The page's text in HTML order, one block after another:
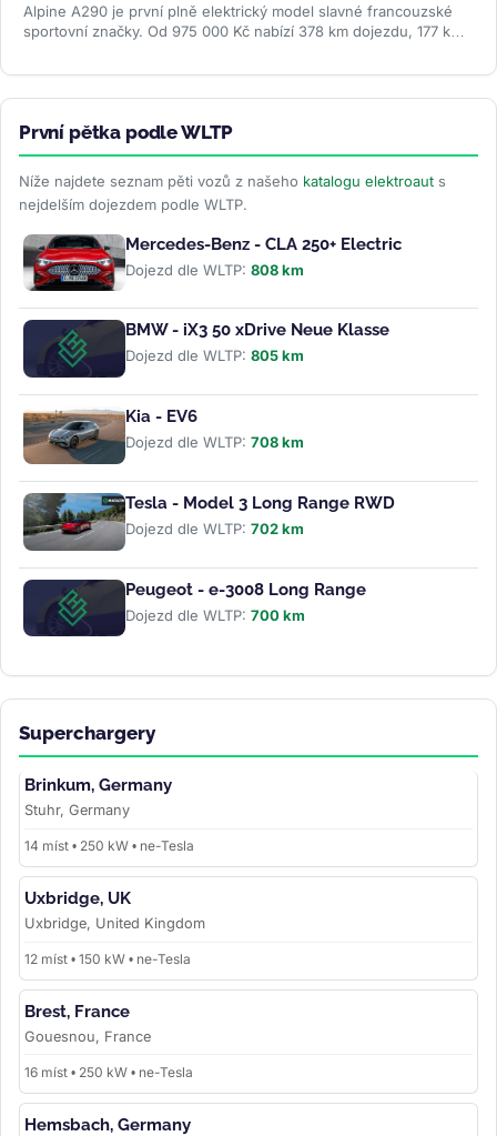
Alpine A290 je první plně elektrický model slavné francouzské
sportovní značky. Od 975 000 Kč nabízí 378 km dojezdu, 177 koní
První pětka podle WLTP
Níže najdete seznam pěti vozů z našeho katalogu elektroaut s
nejdelším dojezdem podle WLTP.
Mercedes-Benz - CLA 250+ Electric
Dojezd dle WLTP: 808 km
BMW - iX3 50 xDrive Neue Klasse
Dojezd dle WLTP: 805 km
Kia - EV6
Dojezd dle WLTP: 708 km
Tesla - Model 3 Long Range RWD
Dojezd dle WLTP: 702 km
Peugeot - e-3008 Long Range
Dojezd dle WLTP: 700 km
Superchargery
Brinkum, Germany
Stuhr, Germany
14 míst • 250 kW • ne-Tesla
Uxbridge, UK
Uxbridge, United Kingdom
12 míst • 150 kW • ne-Tesla
Brest, France
Gouesnou, France
16 míst • 250 kW • ne-Tesla
Hemsbach, Germany